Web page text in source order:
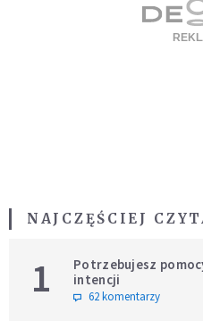
NAJCZĘŚCIEJ
1
Potrzebujesz
intencji
62 komentarzy